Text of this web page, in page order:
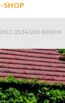
SHOP
3534/203 60/60 K